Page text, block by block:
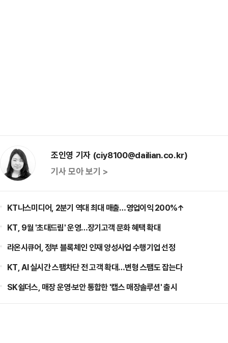
조인영 기자 (ciy8100@dailian.co.kr)
기사 모아 보기 >
KT나스미디어, 2분기 역대 최대 매출…영업이익 200%↑
KT, 9월 '초대드림' 운영…장기고객 문화 혜택 확대
라온시큐어, 정부 블록체인 인재 양성사업 수행기업 선정
KT, AI 실시간 스팸차단 전 고객 확대…변형 스팸도 잡는다
SK쉴더스, 매장 운영·보안 통합한 '캡스 매장솔루션' 출시